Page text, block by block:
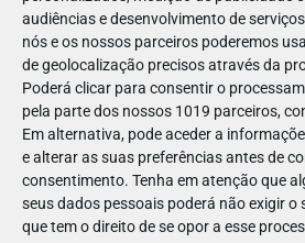
audiências e desenvolvimento de
nós e os nossos parceiros poderemos
de geolocalização precisos através da
Poderá clicar para consentir o
pela parte dos nossos 1019 parceiros,
Em alternativa, pode aceder a
e alterar as suas preferências antes de
consentimento. Tenha em atenção que
seus dados pessoais poderá não exigir o
que tem o direito de se opor a esse